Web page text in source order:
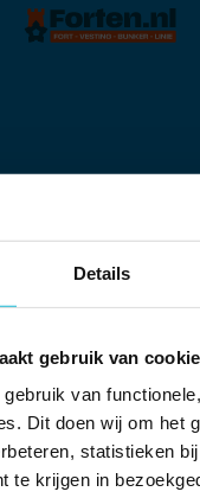
Details
gebruik van
van
Dit doen wij om het
statistieken
te krijgen in
0724-46-
1024×682